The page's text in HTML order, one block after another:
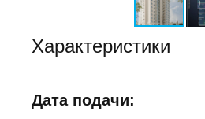
Характеристики
Дата подачи: